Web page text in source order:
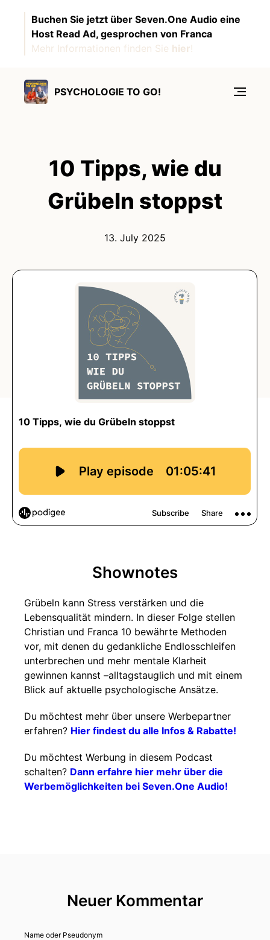
Buchen Sie jetzt über Seven.One Audio eine
Host Read Ad, gesprochen von Franca
Mehr Informationen finden Sie hier!
PSYCHOLOGIE TO GO!
10 Tipps, wie du
Grübeln stoppst
13. July 2025
Shownotes
Grübeln kann Stress verstärken und die
Lebensqualität mindern. In dieser Folge stellen
Christian und Franca 10 bewährte Methoden
vor, mit denen du gedankliche Endlosschleifen
unterbrechen und mehr mentale Klarheit
gewinnen kannst –alltagstauglich und mit einem
Blick auf aktuelle psychologische Ansätze.
Du möchtest mehr über unsere Werbepartner
erfahren? Hier findest du alle Infos & Rabatte!
Du möchtest Werbung in diesem Podcast
schalten? Dann erfahre hier mehr über die
Werbemöglichkeiten bei Seven.One Audio!
Neuer Kommentar
Name oder Pseudonym